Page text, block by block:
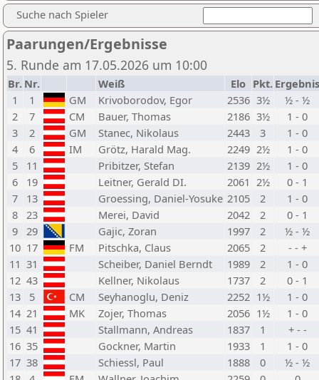
Suche nach Spieler
Paarungen/Ergebnisse
5. Runde am 17.05.2026 um 10:00
Br. Nr. Weiß Elo Pkt. Ergebnis
1
1 GM Krivoborodov, Egor 2536 3½
½ - ½
2
7 CM Bauer, Thomas 2186 3½
1 - 0
3
2 GM Stanec, Nikolaus 2443 3
1 - 0
4
6 IM Grötz, Harald Mag. 2249 2½
1 - 0
5
11 Pribitzer, Stefan 2139 2½
1 - 0
6
19 Leitner, Gerald DI. 2061 2½
0 - 1
7
13 Groessing, Daniel-Yosuke 2105 2
1 - 0
8
23 Merei, David 2042 2
0 - 1
9
29 Gajic, Zoran 1997 2
½ - ½
10 17 FM Pitschka, Claus 2065 2
- - +
11 31 Scheiber, Daniel Berndt 1989 2
1 - 0
12 43 Kellner, Nikolaus 1737 2
0 - 1
13
5 CM Seyhanoglu, Deniz 2252 1½
1 - 0
14 21 MK Zojer, Thomas 2056 1½
1 - 0
15 41 Stallmann, Andreas 1837 1
+ - -
16 35 Gockner, Martin 1933 1
1 - 0
17 38 Schiessl, Paul 1888 0
½ - ½